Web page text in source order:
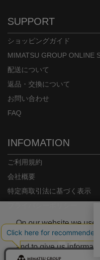
SUPPORT
ショッピングガイド
MIMATSU GROUP ONLINE
配送について
返品・交換について
お問い合わせ
FAQ
INFOMATION
ご利用規約
会社概要
特定商取引法に基づく表示
On our website we use
are necessary for our
and to give us